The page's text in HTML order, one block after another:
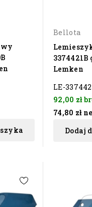
Bellota
3374421B
Lemken
LE-
92,00 zł
74,80 zł
Dodaj